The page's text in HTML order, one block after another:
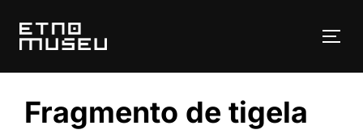
para
Fragmento de tigela